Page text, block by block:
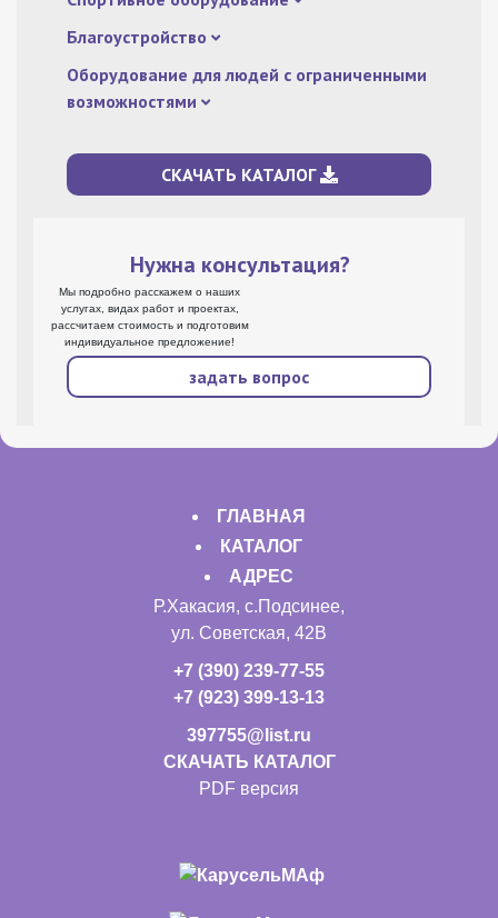
Благоустройство
Оборудование для людей с ограниченными
возможностями
СКАЧАТЬ КАТАЛОГ
Нужна консультация?
Мы подробно расскажем о наших
услугах, видах работ и проектах,
рассчитаем стоимость и подготовим
индивидуальное предложение!
задать вопрос
ГЛАВНАЯ
КАТАЛОГ
АДРЕС
Р.Хакасия, с.Подсинее,
ул. Советская, 42В
+7 (390) 239-77-55
+7 (923) 399-13-13
397755@list.ru
СКАЧАТЬ КАТАЛОГ
PDF версия